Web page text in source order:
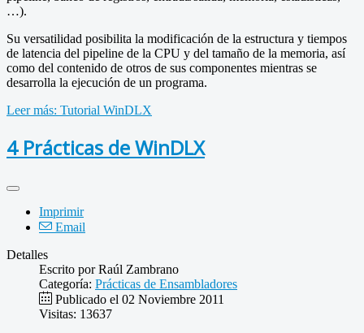
…).
Su versatilidad posibilita la modificación de la estructura y tiempos
de latencia del pipeline de la CPU y del tamaño de la memoria, así
como del contenido de otros de sus componentes mientras se
desarrolla la ejecución de un programa.
Leer más: Tutorial WinDLX
4 Prácticas de WinDLX
Imprimir
Email
Detalles
Escrito porRaúl Zambrano
Categoría: Prácticas de Ensambladores
Publicado el 02 Noviembre 2011
Visitas: 13637